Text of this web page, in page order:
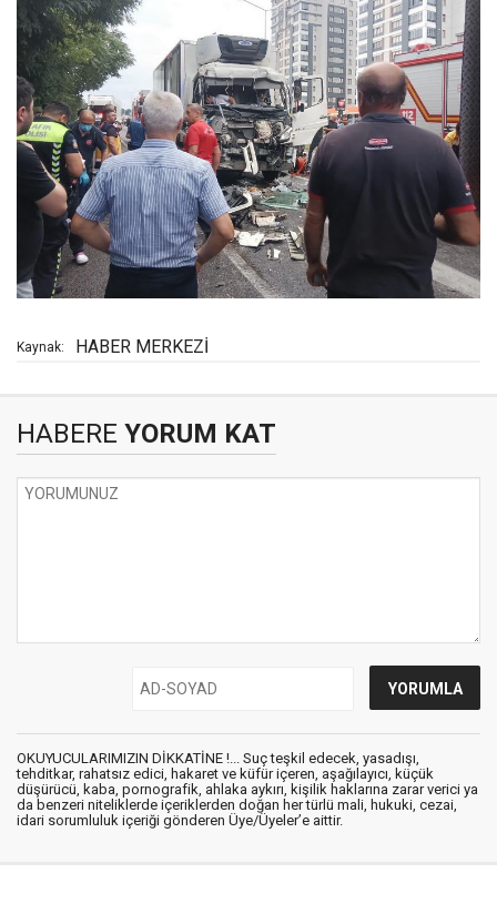
Kaynak: HABER MERKEZİ
HABERE YORUM KAT
OKUYUCULARIMIZIN DİKKATİNE !... Suç teşkil edecek, yasadışı,
tehditkar, rahatsız edici, hakaret ve küfür içeren, aşağılayıcı, küçük
düşürücü, kaba, pornografik, ahlaka aykırı, kişilik haklarına zarar verici ya
da benzeri niteliklerde içeriklerden doğan her türlü mali, hukuki, cezai,
idari sorumluluk içeriği gönderen Üye/Üyeler’e aittir.